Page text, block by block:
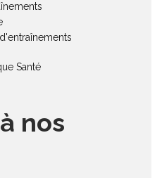
Santé
nos